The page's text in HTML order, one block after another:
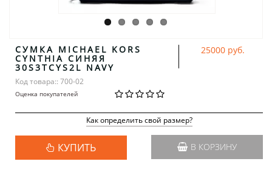
СУМКА MICHAEL KORS
CYNTHIA СИНЯЯ
30S3TCYS2L NAVY
Код товара:: 700-02
Оценка покупателей
25000 руб.
Как определить свой размер?
КУПИТЬ В КОРЗИНУ